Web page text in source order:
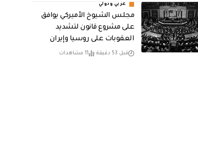
عربي ودولي
مجلس الشيوخ الأميركي يوافق
على مشروع قانون لتشديد
العقوبات على روسيا وإيران
قبل 53 دقيقة 11 مشاهدات